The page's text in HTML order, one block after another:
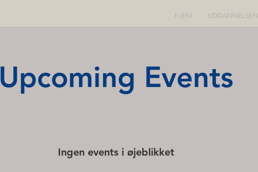
HJEM UDDANNELSEN
Upcoming Events
Ingen events i øjeblikket